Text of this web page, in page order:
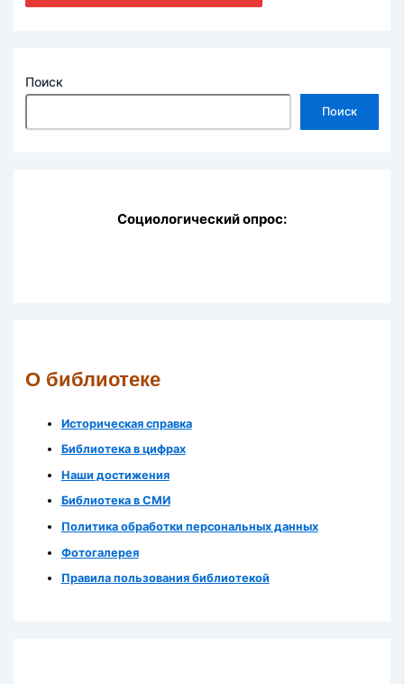
Поиск
Поиск
Социологический опрос:
О библиотеке
Историческая справка
Библиотека в цифрах
Наши достижения
Библиотека в СМИ
Политика обработки персональных данных
Фотогалерея
Правила пользования библиотекой